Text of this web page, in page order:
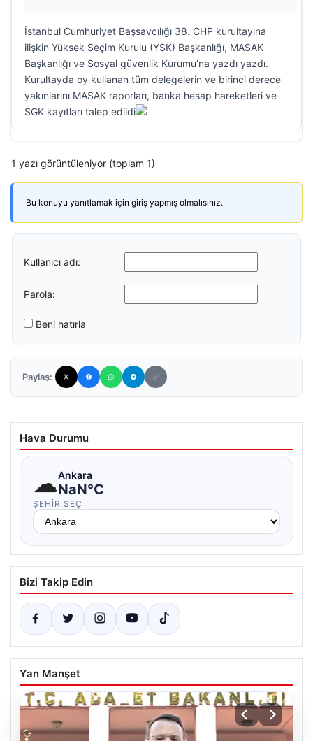
İstanbul Cumhuriyet Başsavcılığı 38. CHP kurultayına
ilişkin Yüksek Seçim Kurulu (YSK) Başkanlığı, MASAK
Başkanlığı ve Sosyal güvenlik Kurumu’na yazdı yazdı.
Kurultayda oy kullanan tüm delegelerin ve birinci derece
yakınlarını MASAK raporları, banka hesap hareketleri ve
SGK kayıtları talep edildi
1 yazı görüntüleniyor (toplam 1)
Bu konuyu yanıtlamak için giriş yapmış olmalısınız.
Kullanıcı adı:
Parola:
Beni hatırla
Paylaş:
Hava Durumu
☁Ankara
NaN°C
ŞEHIR SEÇ
Bizi Takip Edin
Yan Manşet